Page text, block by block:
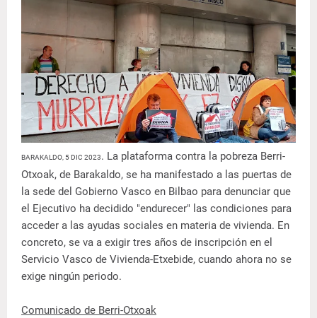
BARAKALDO, 5 DIC 2023. La plataforma contra la pobreza Berri-
Otxoak, de Barakaldo, se ha manifestado a las puertas de
la sede del Gobierno Vasco en Bilbao para denunciar que
el Ejecutivo ha decidido "endurecer" las condiciones para
acceder a las ayudas sociales en materia de vivienda. En
concreto, se va a exigir tres años de inscripción en el
Servicio Vasco de Vivienda-Etxebide, cuando ahora no se
exige ningún periodo.
Comunicado de Berri-Otxoak